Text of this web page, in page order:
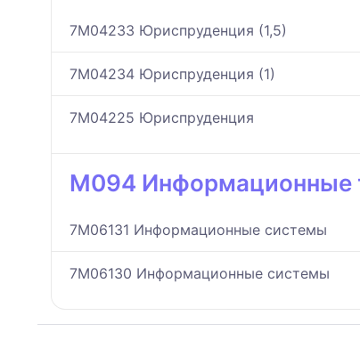
7M04233 Юриспруденция (1,5)
7M04234 Юриспруденция (1)
7M04225 Юриспруденция
M094 Информационные
7M06131 Информационные системы
7M06130 Информационные системы